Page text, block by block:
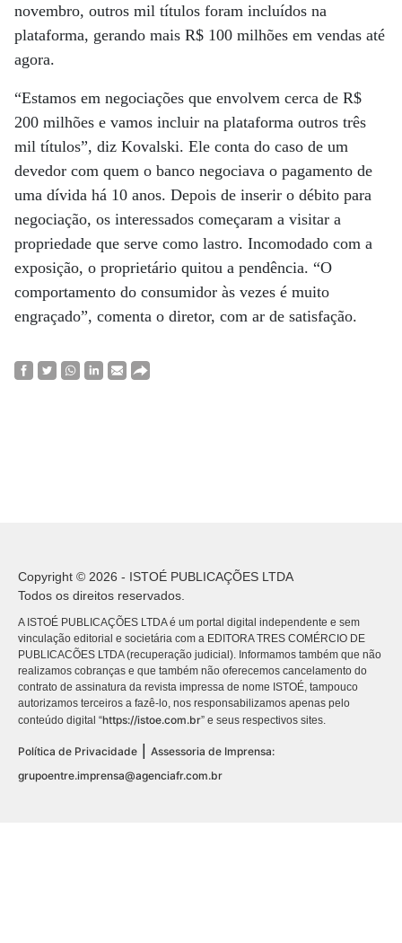
novembro, outros mil títulos foram incluídos na
plataforma, gerando mais R$ 100 milhões em vendas até
agora.
“Estamos em negociações que envolvem cerca de R$
200 milhões e vamos incluir na plataforma outros três
mil títulos”, diz Kovalski. Ele conta do caso de um
devedor com quem o banco negociava o pagamento de
uma dívida há 10 anos. Depois de inserir o débito para
negociação, os interessados começaram a visitar a
propriedade que serve como lastro. Incomodado com a
exposição, o proprietário quitou a pendência. “O
comportamento do consumidor às vezes é muito
engraçado”, comenta o diretor, com ar de satisfação.
Copyright © 2026 - ISTOÉ PUBLICAÇÕES LTDA
Todos os direitos reservados.
A ISTOÉ PUBLICAÇÕES LTDA é um portal digital independente e sem
vinculação editorial e societária com a EDITORA TRES COMÉRCIO DE
PUBLICACÕES LTDA (recuperação judicial). Informamos também que não
realizamos cobranças e que também não oferecemos cancelamento do
contrato de assinatura da revista impressa de nome ISTOÉ, tampouco
autorizamos terceiros a fazê-lo, nos responsabilizamos apenas pelo
conteúdo digital “https://istoe.com.br” e seus respectivos sites.
Política de Privacidade | Assessoria de Imprensa:
grupoentre.imprensa@agenciafr.com.br